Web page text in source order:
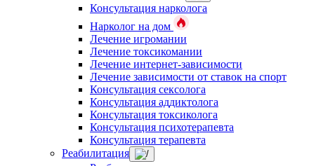
Консультация нарколога
Нарколог на дом
Лечение игромании
Лечение токсикомании
Лечение интернет-зависимости
Лечение зависимости от ставок на спорт
Консультация сексолога
Консультация аддиктолога
Консультация токсиколога
Консультация психотерапевта
Консультация терапевта
Реабилитация